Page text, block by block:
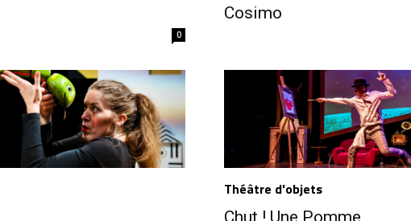
0
Cosimo
Théâtre d'objets
Chut ! Une Pomme